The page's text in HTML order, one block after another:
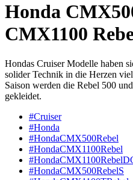
Honda
CMX1100
Hondas Cruiser Modelle haben
solider Technik in die Herzen
Saison werden die Rebel 500
gekleidet.
#Cruiser
#Honda
#HondaCMX500Rebel
#HondaCMX1100Rebel
#HondaCMX500RebelS